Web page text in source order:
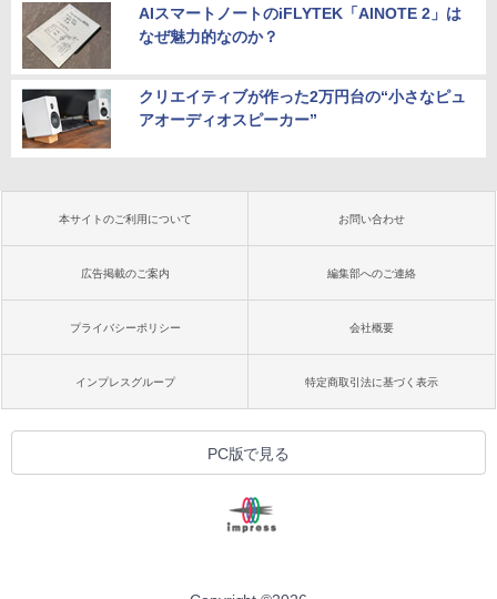
AIスマートノートのiFLYTEK「AINOTE 2」は
なぜ魅力的なのか？
クリエイティブが作った2万円台の“小さなピュ
アオーディオスピーカー”
本サイトのご利用について お問い合わせ
広告掲載のご案内 編集部へのご連絡
プライバシーポリシー 会社概要
インプレスグループ 特定商取引法に基づく表示
PC版で見る